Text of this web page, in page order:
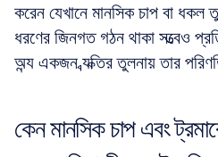
করেন যেখানে মানসিক চাপ বা
ধরণের জিনগত গঠন থাকা সত্ত্বেও
অন্য একজন ব্যক্তির তুলনায় তার
কেন মানসিক চাপ এবং